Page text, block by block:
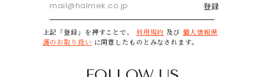
登録
上記「登録」を押すことで、 利用規約 及び 個人情報保
護のお取り扱い に同意したものとみなされます。